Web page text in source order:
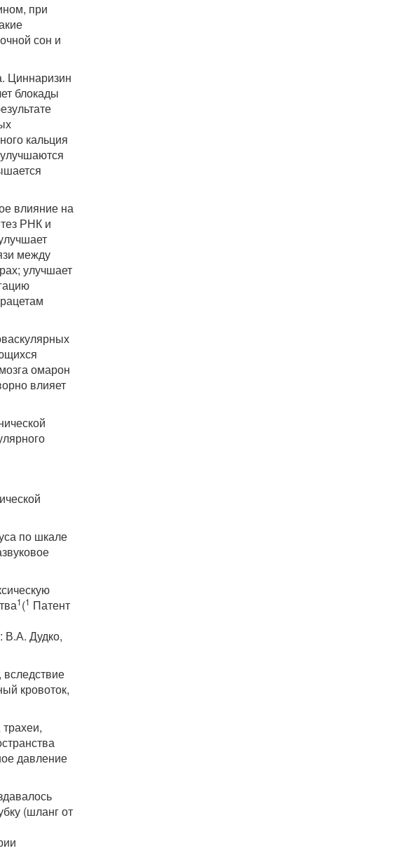
при
сон и
Циннаризин
блокады
кальция
влияние на
РНК и
между
улучшает
омарон
влияет
по шкале
1(1 Патент
В.А. Дудко,
вследствие
кровоток,
давление
(шланг от